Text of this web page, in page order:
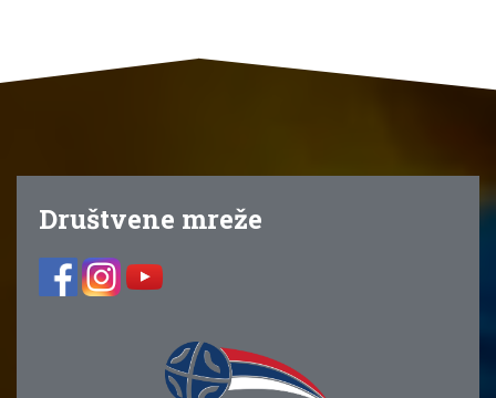
Društvene mreže